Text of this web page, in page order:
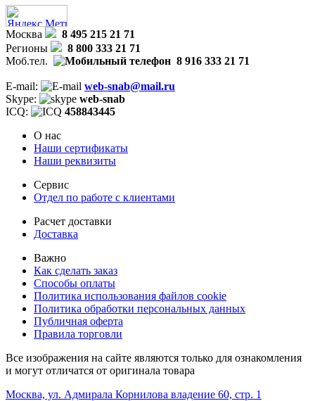
Москва
8 495 215 21 71
Регионы
8 800 333 21 71
Моб.тел.
8 916 333 21 71
E-mail:
web-snab@mail.ru
Skype:
web-snab
ICQ:
458843445
О нас
Наши сертификаты
Наши реквизиты
Сервис
Отдел по работе с клиентами
Расчет доставки
Доставка
Важно
Как сделать заказ
Способы оплаты
Политика использования файлов cookie
Политика обработки персональных данных
Публичная оферта
Правила торговли
Все изображения на сайте являются только для ознакомления
и могут отличатся от оригинала товара
Москва, ул. Адмирала Корнилова владение 60, стр. 1